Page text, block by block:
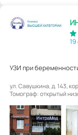
УЗИ при
ул. Савушкина, д. 143,
Томограф: открытый